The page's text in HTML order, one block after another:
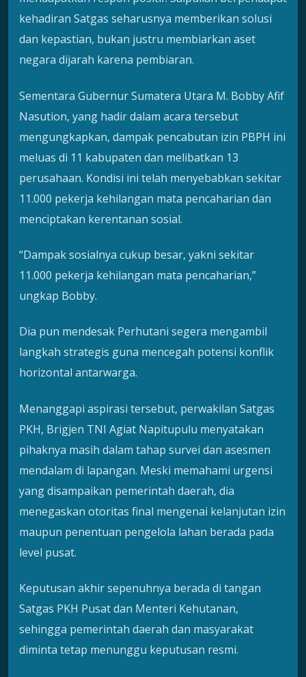
kehadiran Satgas seharusnya memberikan solusi
dan kepastian, bukan justru membiarkan aset
negara dijarah karena pembiaran.
Sementara Gubernur Sumatera Utara M. Bobby Afif
Nasution, yang hadir dalam acara tersebut
mengungkapkan, dampak pencabutan izin PBPH ini
meluas di 11 kabupaten dan melibatkan 13
perusahaan. Kondisi ini telah menyebabkan sekitar
11.000 pekerja kehilangan mata pencaharian dan
menciptakan kerentanan sosial.
“Dampak sosialnya cukup besar, yakni sekitar
11.000 pekerja kehilangan mata pencaharian,”
ungkap Bobby.
Dia pun mendesak Perhutani segera mengambil
langkah strategis guna mencegah potensi konflik
horizontal antarwarga.
Menanggapi aspirasi tersebut, perwakilan Satgas
PKH, Brigjen TNI Agiat Napitupulu menyatakan
pihaknya masih dalam tahap survei dan asesmen
mendalam di lapangan. Meski memahami urgensi
yang disampaikan pemerintah daerah, dia
menegaskan otoritas final mengenai kelanjutan izin
maupun penentuan pengelola lahan berada pada
level pusat.
Keputusan akhir sepenuhnya berada di tangan
Satgas PKH Pusat dan Menteri Kehutanan,
sehingga pemerintah daerah dan masyarakat
diminta tetap menunggu keputusan resmi.